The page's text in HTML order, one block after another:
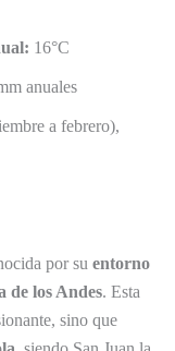
16°C
anuales
a febrero),
por su entorno
de los Andes. Esta
sino que